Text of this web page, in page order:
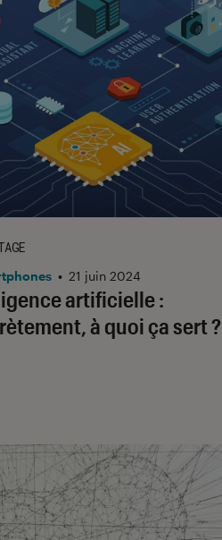
artificielle :
à quoi ça sert ?
• 21 juin 2024